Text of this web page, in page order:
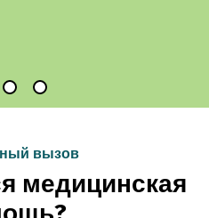
вызов
медицинская